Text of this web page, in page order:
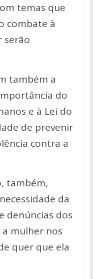
temas que
combate à
serão
também a
do
e à Lei do
de prevenir
contra a
também,
da
denúncias dos
mulher nos
quer que ela